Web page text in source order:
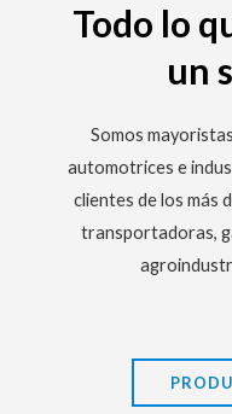
Todo lo
un
Somos
automotrices e
clientes de los más
transportadoras,